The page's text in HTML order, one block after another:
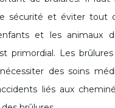
sécurité et éviter tout
et les animaux
primordial. Les
des soins
liés aux